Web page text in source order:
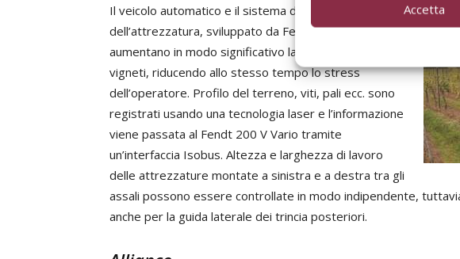
Accetta
Il veicolo automatico e il sistema di guida
dell’attrezzatura, sviluppato da Fendt e Braun,
aumentano in modo significativo la produttività nei
vigneti, riducendo allo stesso tempo lo stress
dell’operatore. Profilo del terreno, viti, pali ecc. sono
registrati usando una tecnologia laser e l’informazione
viene passata al Fendt 200 V Vario tramite
un’interfaccia Isobus. Altezza e larghezza di lavoro
delle attrezzature montate a sinistra e a destra tra gli
assali possono essere controllate in modo indipendente,
anche per la guida laterale dei trincia posteriori.